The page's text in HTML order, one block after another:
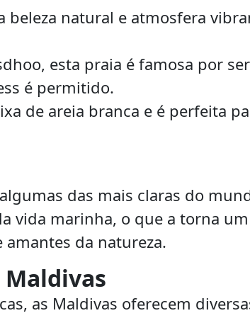
beleza natural e atmosfera
esta praia é famosa por ser
é permitido.
de areia branca e é perfeita
das mais claras do
vida marinha, o que a torna um
da natureza.
as Maldivas oferecem